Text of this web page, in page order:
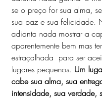
se o preço for sua alma,
sua paz e sua felicidade.
adianta nada mostrar a
aparentemente bem mas
estraçalhada  para ser
lugares pequenos. Um
cabe sua alma, sua
intensidade, sua verdade,